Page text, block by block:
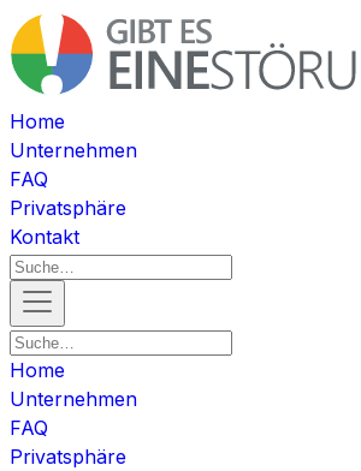
Home
Unternehmen
FAQ
Privatsphäre
Kontakt
Home
Unternehmen
FAQ
Privatsphäre